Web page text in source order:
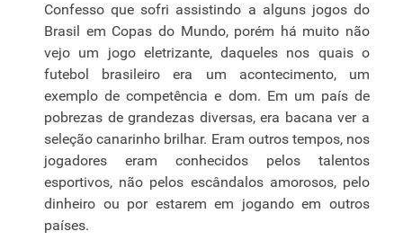
Confesso que sofri assistindo a alguns jogos do
Brasil em Copas do Mundo, porém há muito não
vejo um jogo eletrizante, daqueles nos quais o
futebol brasileiro era um acontecimento, um
exemplo de competência e dom. Em um país de
pobrezas de grandezas diversas, era bacana ver a
seleção canarinho brilhar. Eram outros tempos, nos
jogadores eram conhecidos pelos talentos
esportivos, não pelos escândalos amorosos, pelo
dinheiro ou por estarem em jogando em outros
países.